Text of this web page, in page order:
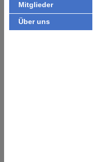
Mitglieder
Über uns